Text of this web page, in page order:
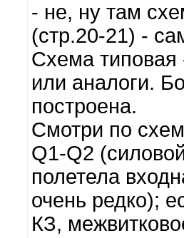
- не, ну там
(стр.20-21) -
Схема
или аналоги.
построена.
Смотри по
Q1-Q2
полетела
очень редко);
КЗ,